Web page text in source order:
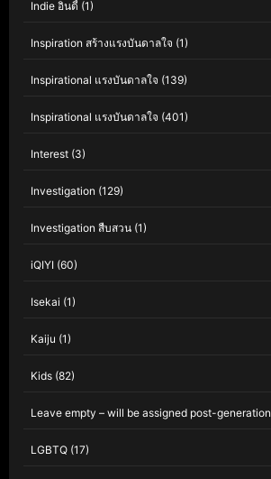
Indie อินดี้ (1)
Inspiration สร้างแรงบันดาลใจ (1)
Inspirational แรงบันดาลใจ (139)
Inspirational แรงบันดาลใจ (401)
Interest (3)
Investigation (129)
Investigation สืบสวน (1)
iQIYI (60)
Isekai (1)
Kaiju (1)
Kids (82)
Leave empty – will be assigned post-generation
LGBTQ (17)